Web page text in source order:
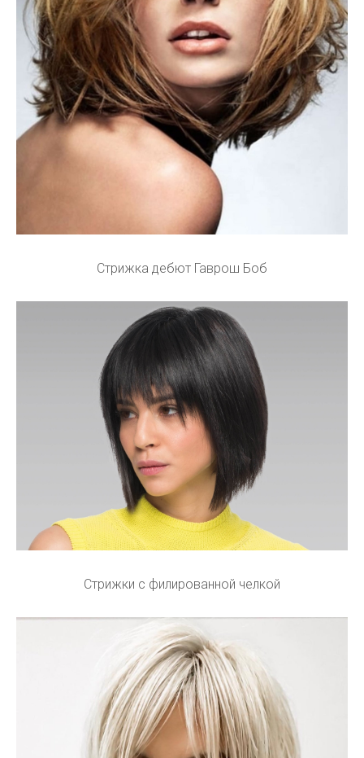
Стрижка дебют Гаврош Боб
Стрижки с филированной челкой